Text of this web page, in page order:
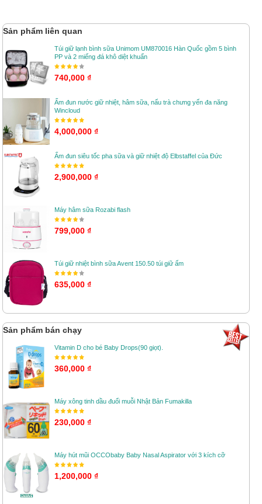
Sản phẩm liên quan
Túi giữ lạnh bình sữa Unimom UM870016 Hàn Quốc gồm 5 bình
PP và 2 miếng đá khô diệt khuẩn
740,000 ₫
Ấm đun nước giữ nhiệt, hâm sữa, nấu trà chưng yến đa năng
Wincloud
4,000,000 ₫
Ấm đun siêu tốc pha sữa và giữ nhiệt độ Elbstaffel của Đức
2,900,000 ₫
Máy hâm sữa Rozabi flash
799,000 ₫
Túi giữ nhiệt bình sữa Avent 150.50 túi giữ ấm
635,000 ₫
Sản phẩm bán chạy
Vitamin D cho bé Baby Drops(90 giọt).
360,000 ₫
Máy xông tinh dầu đuổi muỗi Nhật Bản Fumakilla
230,000 ₫
Máy hút mũi OCCObaby Baby Nasal Aspirator với 3 kích cỡ
1,200,000 ₫